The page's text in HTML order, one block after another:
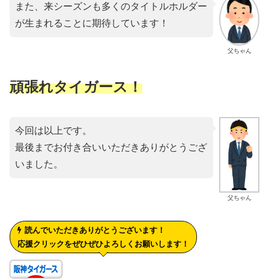
父ちゃん
また、来シーズンも多くのタイトルホルダー
が生まれることに期待しています！
頑張れタイガース！
父ちゃん
今回は以上です。
最後までお付き合いいただきありがとうござ
いました。
読んでいただきありがとうございます！
応援クリックをぜひぜひよろしくお願いします！